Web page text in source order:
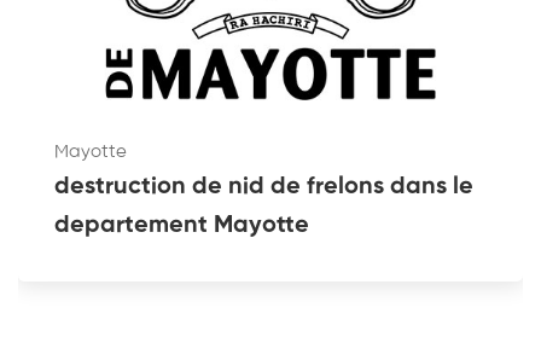
Mayotte
destruction de nid de frelons dans le
departement Mayotte